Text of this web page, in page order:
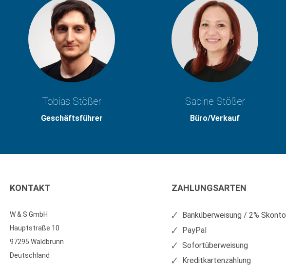
Tobias Stößer
Geschäftsführer
Sabine Stößer
Büro/Verkauf
KONTAKT
W & S GmbH
Hauptstraße 10
97295 Waldbrunn
Deutschland
ZAHLUNGSARTEN
Banküberweisung / 2% Skonto
PayPal
Sofortüberweisung
Kreditkartenzahlung